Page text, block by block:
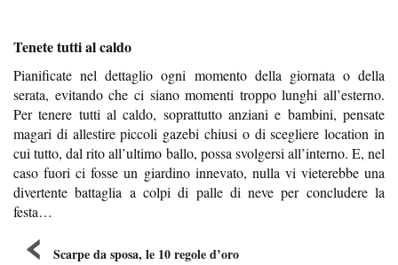
Tenete tutti al caldo
Pianificate nel dettaglio ogni momento della giornata o della
serata, evitando che ci siano momenti troppo lunghi all’esterno.
Per tenere tutti al caldo, soprattutto anziani e bambini, pensate
magari di allestire piccoli gazebi chiusi o di scegliere location in
cui tutto, dal rito all’ultimo ballo, possa svolgersi all’interno. E, nel
caso fuori ci fosse un giardino innevato, nulla vi vieterebbe una
divertente battaglia a colpi di palle di neve per concludere la
festa…
Scarpe da sposa, le 10 regole d’oro